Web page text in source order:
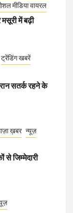
मीडिया वायरल
में बढ़ी
ट्रेंडिंग खबरें
सतर्क रहने के
ख़बर न्यूज़
से जिम्मेदारी